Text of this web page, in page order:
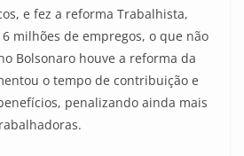
e fez a reforma Trabalhista,
milhões de empregos, o que não
Bolsonaro houve a reforma da
o tempo de contribuição e
penalizando ainda mais